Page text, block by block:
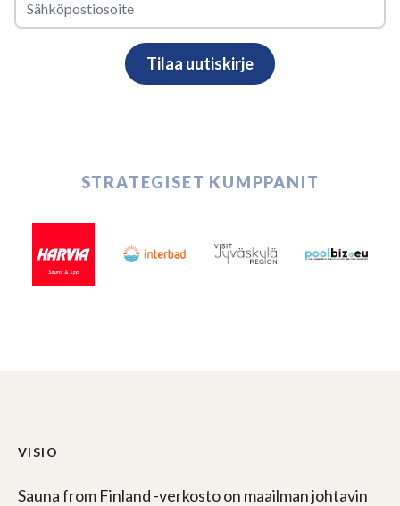
STRATEGISET KUMPPANIT
VISIO
Sauna from Finland -verkosto on maailman johtavin